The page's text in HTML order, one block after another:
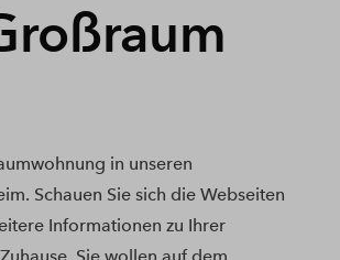
in unseren
Schauen Sie sich die Webseiten
Informationen zu Ihrer